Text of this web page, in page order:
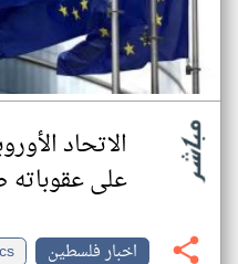
الاتحاد
على عقوباته
اخبار فلسطين